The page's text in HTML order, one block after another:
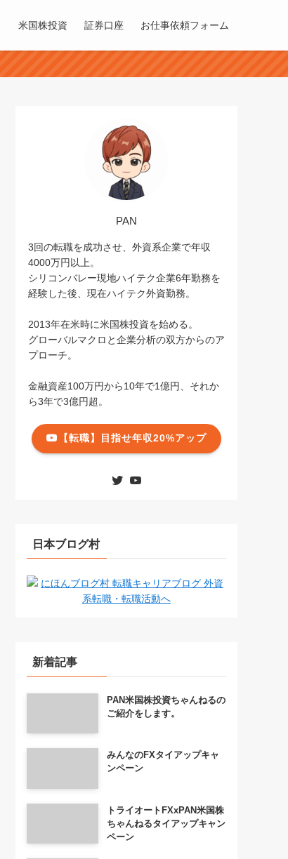
米国株投資 証券口座 お仕事依頼フォーム
PAN
3回の転職を成功させ、外資系企業で年収
4000万円以上。
シリコンバレー現地ハイテク企業6年勤務を
経験した後、現在ハイテク外資勤務。
2013年在米時に米国株投資を始める。
グローバルマクロと企業分析の双方からのア
プローチ。
金融資産100万円から10年で1億円、それか
ら3年で3億円超。
【転職】目指せ年収20%アップ
日本ブログ村
新着記事
PAN米国株投資ちゃんねるの
ご紹介をします。
みんなのFXタイアップキャ
ンペーン
トライオートFXxPAN米国株
ちゃんねるタイアップキャン
ペーン